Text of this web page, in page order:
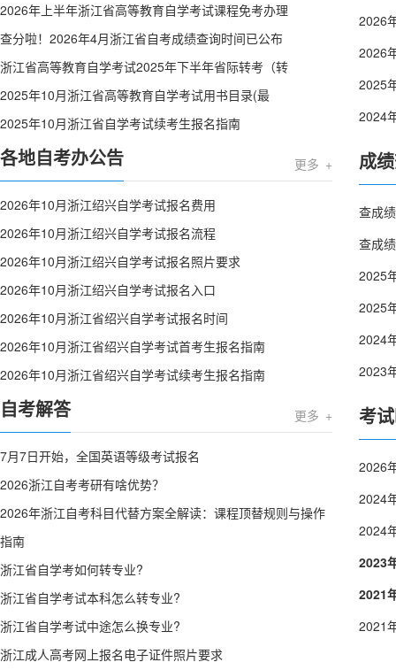
2026年上半年浙江省高等教育自学考试课程免考办理
查分啦！2026年4月浙江省自考成绩查询时间已公布
浙江省高等教育自学考试2025年下半年省际转考（转
2025年10月浙江省高等教育自学考试用书目录(最
2025年10月浙江省自学考试续考生报名指南
各地自考办公告 更多 +
2026年10月浙江绍兴自学考试报名费用
2026年10月浙江绍兴自学考试报名流程
2026年10月浙江绍兴自学考试报名照片要求
2026年10月浙江绍兴自学考试报名入口
2026年10月浙江省绍兴自学考试报名时间
2026年10月浙江省绍兴自学考试首考生报名指南
2026年10月浙江省绍兴自学考试续考生报名指南
自考解答 更多 +
7月7日开始，全国英语等级考试报名
2026浙江自考考研有啥优势？
2026年浙江自考科目代替方案全解读：课程顶替规则与操作
指南
浙江省自学考如何转专业?
浙江省自学考试本科怎么转专业?
浙江省自学考试中途怎么换专业?
浙江成人高考网上报名电子证件照片要求
2026
2026
2025
2024
成
查成
查成
2025
2025
2024
2023
考
2024
2023
2021
2021